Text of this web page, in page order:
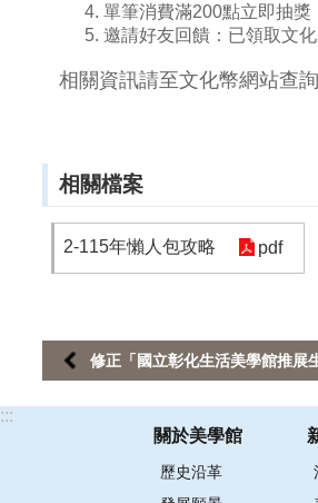
單筆消費滿200點立即抽獎
邀請好友回饋：已領取文
相關資訊請至文化幣網站查詢
相關檔案
2-115年懶人包攻略 pdf
修正「國立彰化生活美學館推展
:::
關於美學館
歷史沿革